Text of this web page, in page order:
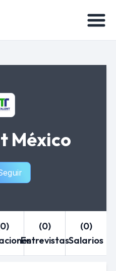
México
(0)
Entrevistas
(0)
Salarios